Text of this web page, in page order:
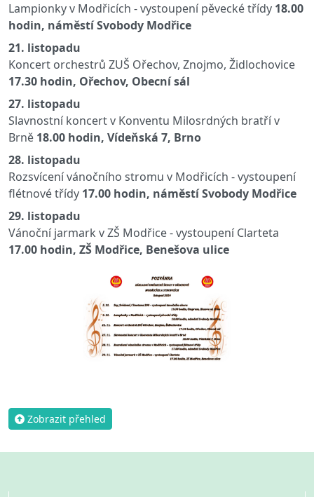
Lampionky v Modřicích - vystoupení pěvecké třídy 18.00
hodin, náměstí Svobody Modřice
21. listopadu
Koncert orchestrů ZUŠ Ořechov, Znojmo, Židlochovice
17.30 hodin, Ořechov, Obecní sál
27. listopadu
Slavnostní koncert v Konventu Milosrdných bratří v
Brně 18.00 hodin, Vídeňská 7, Brno
28. listopadu
Rozsvícení vánočního stromu v Modřicích - vystoupení
flétnové třídy 17.00 hodin, náměstí Svobody Modřice
29. listopadu
Vánoční jarmark v ZŠ Modřice - vystoupení Clarteta
17.00 hodin, ZŠ Modřice, Benešova ulice
Zobrazit přehled